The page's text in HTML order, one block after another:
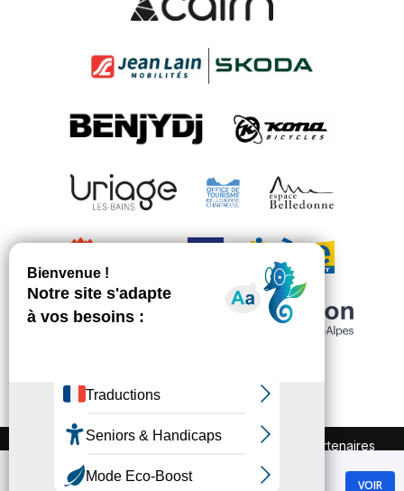
Recrutement Marchés publics
Partenaires
Mentions légales
Politique de confidentialité
Chamrousse VOIR